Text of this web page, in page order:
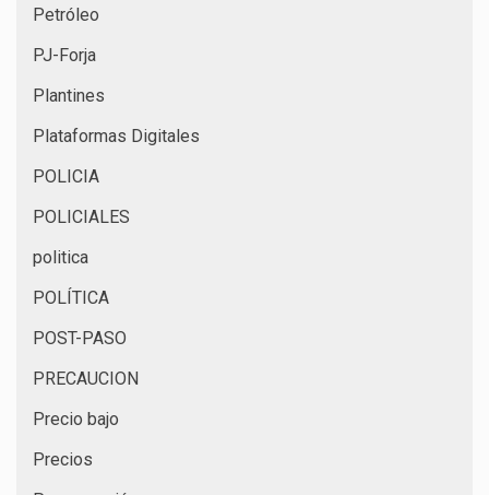
Petróleo
PJ-Forja
Plantines
Plataformas Digitales
POLICIA
POLICIALES
politica
POLÍTICA
POST-PASO
PRECAUCION
Precio bajo
Precios